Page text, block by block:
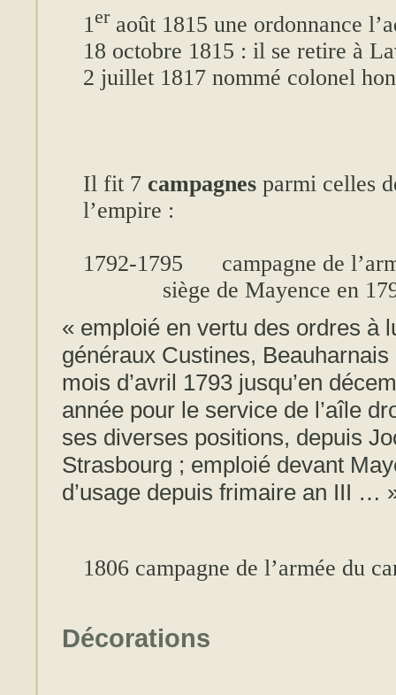
1eraoût 1815 une ordonnance
18 octobre 1815 : il se retire à
2 juillet 1817 nommé colonel
Il fit 7 campagnes parmi celles
l’empire :
1792-1795
campagne de
siège de Mayence en
« emploié en vertu des ordres à
généraux Custines,
mois d’avril 1793 jusqu’en
année pour le service de l’aîle
ses diverses positions, depuis
Strasbourg ; emploié devant
d’usage depuis frimaire an III …
1806 campagne de l’armée du
Décorations